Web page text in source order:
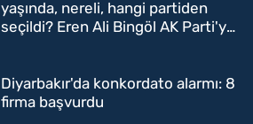
yaşında, nereli, hangi partiden
seçildi? Eren Ali Bingöl AK Parti'ye
Diyarbakır'da konkordato alarmı: 8
firma başvurdu